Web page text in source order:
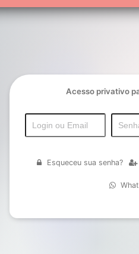
Acesso privativo
Esqueceu sua senha?